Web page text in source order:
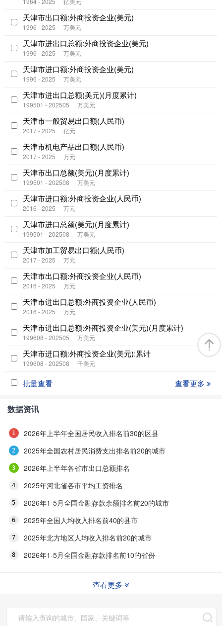
天津市出口额:外商投资企业(美元)
1996 - 2025 万美元
天津市进出口总额:外商投资企业(美元)
1996 - 2025 万美元
天津市进口额:外商投资企业(美元)
1996 - 2025 万美元
天津市进出口总额(美元)(月度累计)
199501 - 202505 万美元
天津市一般贸易出口额(人民币)
2017 - 2025 亿元
天津市机电产品出口额(人民币)
2017 - 2025 万元
天津市出口总额(美元)(月度累计)
199501 - 202508 万美元
天津市进口额:外商投资企业(人民币)
2016 - 2025 万元
天津市进口总额(美元)(月度累计)
199501 - 202508 万美元
天津市加工贸易出口额(人民币)
2017 - 2025 万元
天津市出口额:外商投资企业(人民币)
2016 - 2025 万元
天津市进出口总额:外商投资企业(人民币)
2016 - 2025 万元
天津市进出口总额:外商投资企业(美元)(月度累计)
199608 - 202505 万美元
天津市进口额:外商投资企业(美元):累计
199608 - 202508 千美元
批量查看 查看更多
数据资讯
2026年上半年全国居民收入排名前30的区县
2025年全国农村居民消费支出排名前20的城市
2026年上半年各省市出口总额排名
2025年河北省各市平均工资排名
2026年1-5月全国金融存款余额排名前20的城市
2025年全国人均收入排名前40的县市
2025年北方地区人均收入排名前20的城市
2026年1-5月全国金融存款排名前10的省份
查看更多